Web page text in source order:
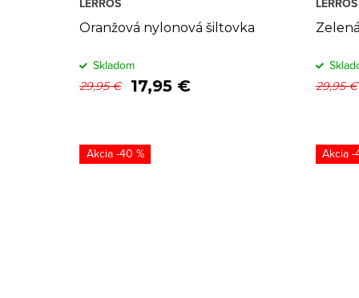
o
v
d
u
k
o
Oranžová nylonová šiltovka
29,95 € 17,95 €
Skladom
29,95 €
-40 % -